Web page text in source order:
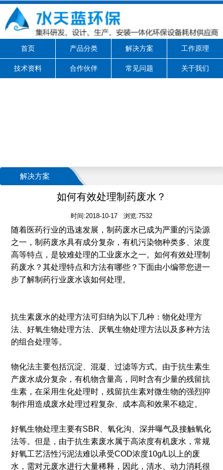
首页 产品分类 解决方案 工作原理
技术资料 合作伙伴 常见问题 关于我们
解决方案
如何有效处理制药废水？
时间:2018-10-17 浏览:7532
随着医药行业的迅速发展，制药废水已成为严重的污染源
之一，制药废水具有成分复杂，有机污染物种类多、浓度
高等特点，是较难处理的工业废水之一。如何有效处理制
药废水？其处理特点和方法有哪些？下面由小编带您进一
步了解制药行业废水该如何处理。
抗生素废水的处理方法可归纳为以下几种：物化处理方
法、好氧生物处理方法、厌氧生物处理方法以及多种方法
的组合处理等。
物化法主要包括沉淀、混凝、过滤等方式。由于抗生素生
产废水成分复杂，有机物含量高，同时含有少量的残留抗
生素，在采用生化处理时，残留抗生素对微生物的强烈抑
制作用造成废水处理过程复杂、成本高和效果不稳定。
好氧生物处理主要有SBR、氧化沟、深井曝气及接触氧化
法等。但是，由于抗生素废水属于高浓度有机废水，常规
好氧工艺活性污泥法难以承受COD浓度10g/L以上的废
水，需对元废水进行大量稀释，因此，清水、动力消耗很